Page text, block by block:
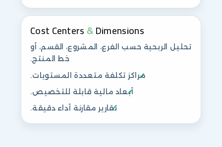
Cost Centers & Dimensions
تحليل الربحية حسب الفرع، المشروع، القسم، أو
خط المنتج.
مراكز تكلفة متعددة المستويات.
أبعاد مالية قابلة للتخصيص.
تقارير مقارنة أداء دقيقة.